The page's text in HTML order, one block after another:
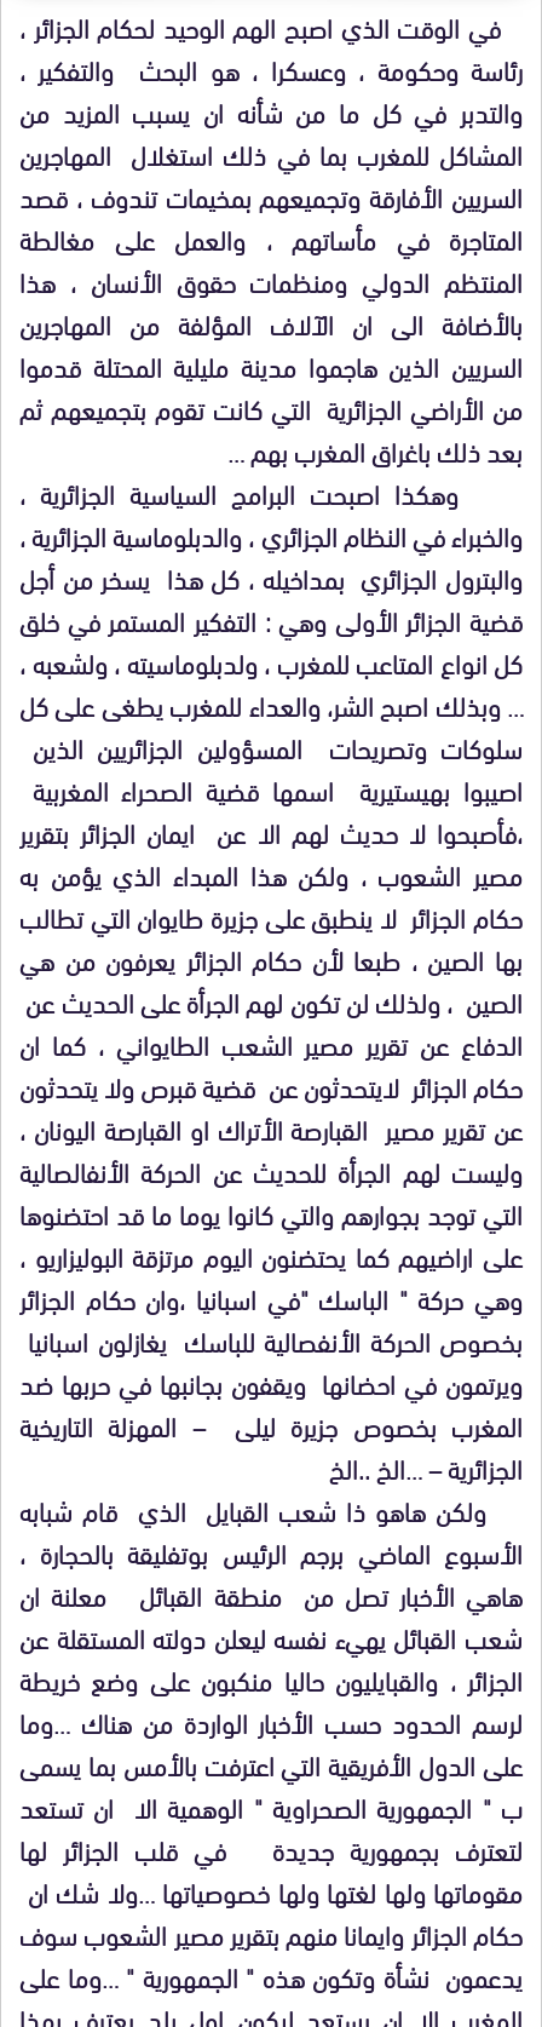
في الوقت الذي اصبح الهم الوحيد لحكام الجزائر ،
رئاسة وحكومة ، وعسكرا ، هو البحث والتفكير ،
والتدبر في كل ما من شأنه ان يسبب المزيد من
المشاكل للمغرب بما في ذلك استغلال المهاجرين
السريين الأفارقة وتجميعهم بمخيمات تندوف ، قصد
المتاجرة في مأساتهم ، والعمل على مغالطة
المنتظم الدولي ومنظمات حقوق الأنسان ، هذا
بالأضافة الى ان الآلاف المؤلفة من المهاجرين
السريين الذين هاجموا مدينة مليلية المحتلة قدموا
من الأراضي الجزائرية التي كانت تقوم بتجميعهم ثم
بعد ذلك باغراق المغرب بهم …
وهكذا اصبحت البرامج السياسية الجزائرية ،
والخبراء في النظام الجزائري ، والدبلوماسية الجزائرية ،
والبترول الجزائري بمداخيله ، كل هذا يسخر من أجل
قضية الجزائر الأولى وهي : التفكير المستمر في خلق
كل انواع المتاعب للمغرب ، ولدبلوماسيته ، ولشعبه ،
… وبذلك اصبح الشر، والعداء للمغرب يطغى على كل
سلوكات وتصريحات المسؤولين الجزائريين الذين
اصيبوا بهيستيرية اسمها قضية الصحراء المغربية
،فأصبحوا لا حديث لهم الا عن ايمان الجزائر بتقرير
مصير الشعوب ، ولكن هذا المبداء الذي يؤمن به
حكام الجزائر لا ينطبق على جزيرة طايوان التي تطالب
بها الصين ، طبعا لأن حكام الجزائر يعرفون من هي
الصين ، ولذلك لن تكون لهم الجرأة على الحديث عن
الدفاع عن تقرير مصير الشعب الطايواني ، كما ان
حكام الجزائر لايتحدثون عن قضية قبرص ولا يتحدثون
عن تقرير مصير القبارصة الأتراك او القبارصة اليونان ،
وليست لهم الجرأة للحديث عن الحركة الأنفالصالية
التي توجد بجوارهم والتي كانوا يوما ما قد احتضنوها
على اراضيهم كما يحتضنون اليوم مرتزقة البوليزاريو ،
وهي حركة " الباسك "في اسبانيا ،وان حكام الجزائر
بخصوص الحركة الأنفصالية للباسك يغازلون اسبانيا
ويرتمون في احضانها ويقفون بجانبها في حربها ضد
المغرب بخصوص جزيرة ليلى – المهزلة التاريخية
الجزائرية – …الخ ..الخ
ولكن هاهو ذا شعب القبايل الذي قام شبابه
الأسبوع الماضي برجم الرئيس بوتفليقة بالحجارة ،
هاهي الأخبار تصل من منطقة القبائل معلنة ان
شعب القبائل يهيء نفسه ليعلن دولته المستقلة عن
الجزائر ، والقبايليون حاليا منكبون على وضع خريطة
لرسم الحدود حسب الأخبار الواردة من هناك …وما
على الدول الأفريقية التي اعترفت بالأمس بما يسمى
ب " الجمهورية الصحراوية " الوهمية الا ان تستعد
لتعترف بجمهورية جديدة في قلب الجزائر لها
مقوماتها ولها لغتها ولها خصوصياتها …ولا شك ان
حكام الجزائر وايمانا منهم بتقرير مصير الشعوب سوف
يدعمون نشأة وتكون هذه " الجمهورية " …وما على